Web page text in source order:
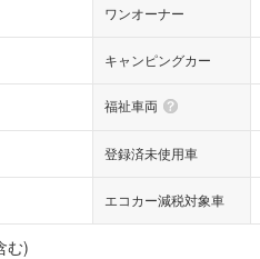
ワンオーナー
キャンピングカー
福祉車両
登録済未使用車
エコカー減税対象車
む)